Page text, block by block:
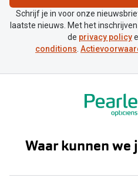
Schrijf je in voor onze
laatste nieuws. Met het
de privacy policy
conditions.
Waar kunnen we